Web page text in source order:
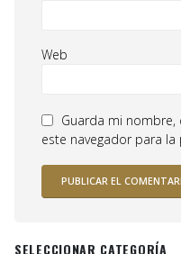
Web
Guarda mi nombre,
este navegador para
SELECCIONAR CATEGORÍA